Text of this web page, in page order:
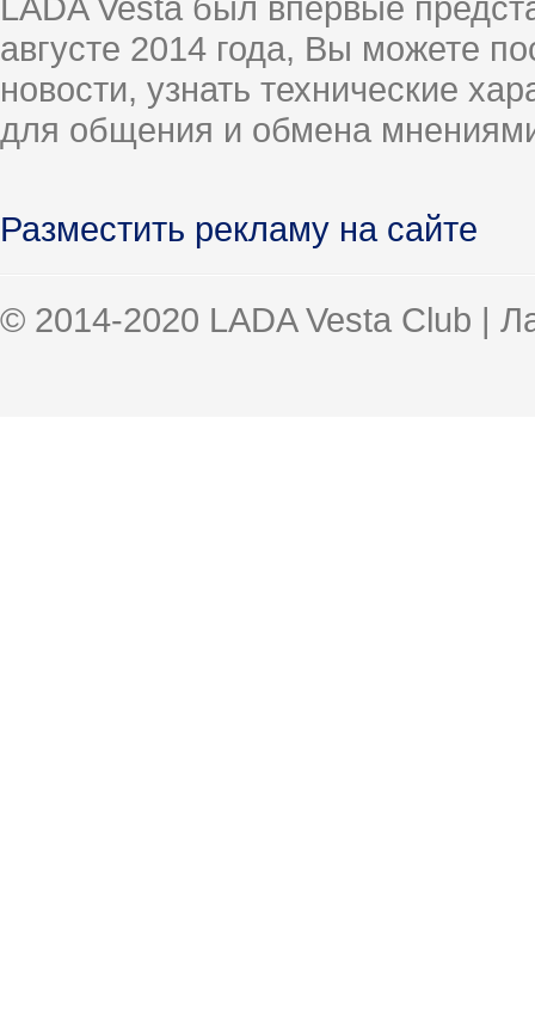
августе 2014 года, Вы можете
новости, узнать технические
для общения и обмена
Разместить рекламу на сайте
© 2014-2020 LADA Vesta Club |